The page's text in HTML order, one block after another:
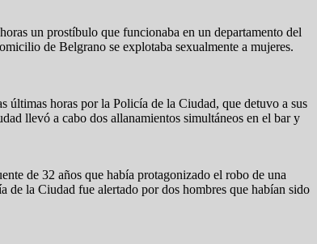
un prostíbulo que funcionaba en un departamento del
de Belgrano se explotaba sexualmente a mujeres.
últimas horas por la Policía de la Ciudad, que detuvo a sus
llevó a cabo dos allanamientos simultáneos en el bar y
de 32 años que había protagonizado el robo de una
la Ciudad fue alertado por dos hombres que habían sido